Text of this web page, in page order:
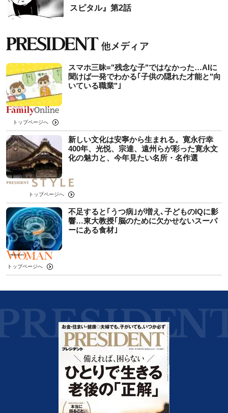
スピタル』第2話
スマホ三昧="残念な子"ではなかった…AIに
聞けば一発でわかる｢子供の隠れた才能と"向
いている職業"｣
トップページへ
新しい文化は安寧から生まれる。寛永行幸
400年、光悦、宗達、遠州らが彩った寛永文
化の魅力と、今年見たい名所・名作選
トップページへ
不足すると｢うつ病｣が増え､子どものIQに影
響…東大教授｢脳のために欠かせないスーパ
ーにある食材｣
トップページへ